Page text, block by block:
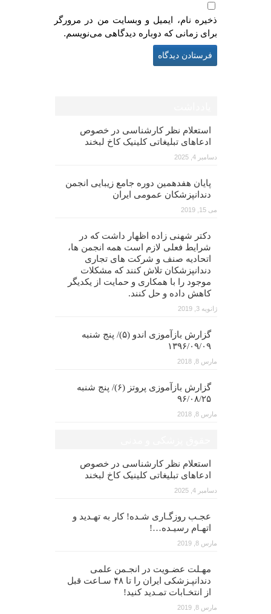
ذخیره نام، ایمیل و وبسایت من در مرورگر
برای زمانی که دوباره دیدگاهی می‌نویسم.
استعلام نظر کارشناسی در خصوص
ادعاهای تبلیغاتی کلینیک کاخ لبخند
دسامبر 4, 2025
پایان هفدهمین دوره جامع زیبایی انجمن
دندانپزشکان عمومی ایران
می 15, 2019
دکتر شهنی زاده اظهار داشت که در
شرایط فعلی لازم است همه انجمن ها،
اتحادیه صنف و شرکت های تجاری
دندانپزشکان تلاش کنند که مشکلات
موجود را با همکاری و حمایت از یکدیگر
کاهش داده و حل کنند.
ژانویه 3, 2019
گزارش بازآموزی اندو (۵)/ پنج شنبه
۱۳۹۶/۰۹/۰۹
مارس 8, 2018
گزارش بازآموزی پروتز (۶)/ پنج شنبه
۹۶/۰۸/۲۵
مارس 8, 2018
استعلام نظر کارشناسی در خصوص
ادعاهای تبلیغاتی کلینیک کاخ لبخند
دسامبر 4, 2025
عجـب روزگـاری شـده! کار به تهـدید و
اتهـام رسیـده…!
مارس 8, 2019
مهـلت عضـویت در انجـمن علمی
دندانپـزشکی ایران را تا ۴۸ سـاعت قبل
از انتخـابات تمـدید کنید!
مارس 8, 2019